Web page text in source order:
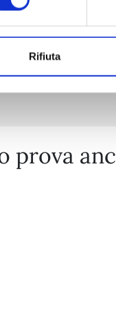
Rifiuta
prova